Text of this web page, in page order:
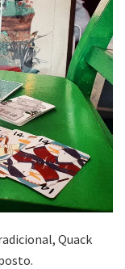
Quack